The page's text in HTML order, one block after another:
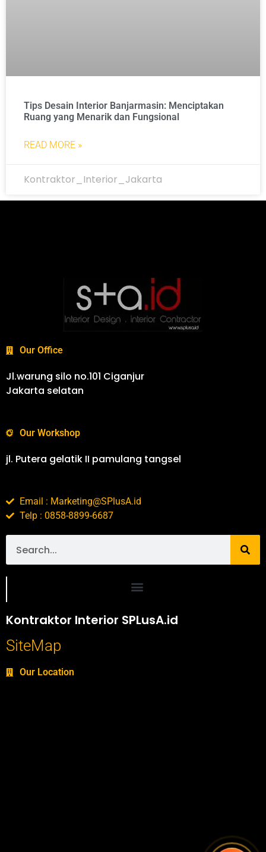
Tips Desain Interior Banjarmasin: Menciptakan
Ruang yang Menarik dan Fungsional
READ MORE »
Kontraktor_Interior_Jakarta
Our Office
Jl.warung silo no.101 Ciganjur
Jakarta selatan
Our Workshop
jl. Putera gelatik II pamulang tangsel
Email : Marketing@SPlusA.id
Telp : 0858-8899-6687
Kontraktor Interior SPLusA.id
SiteMap
Our Location